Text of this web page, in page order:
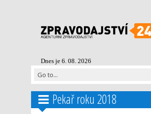
Dnes je 6. 08. 2026
Pekař roku 2018